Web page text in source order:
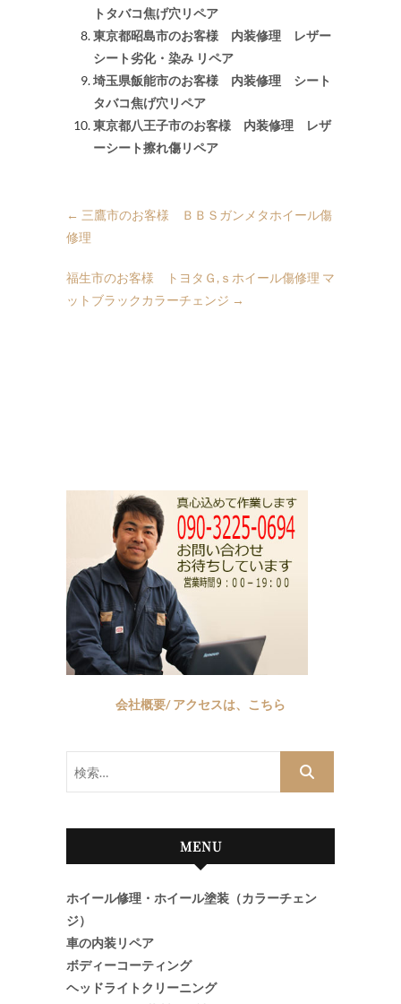
トタバコ焦げ穴リペア
東京都昭島市のお客様 内装修理 レザー
シート劣化・染み リペア
埼玉県飯能市のお客様 内装修理 シート
タバコ焦げ穴リペア
東京都八王子市のお客様 内装修理 レザ
ーシート擦れ傷リペア
← 三鷹市のお客様 ＢＢＳガンメタホイール傷
修理
福生市のお客様 トヨタＧ,ｓホイール傷修理 マ
ットブラックカラーチェンジ →
会社概要/ アクセスは、こちら
MENU
ホイール修理・ホイール塗装（カラーチェン
ジ）
車の内装リペア
ボディーコーティング
ヘッドライトクリーニング